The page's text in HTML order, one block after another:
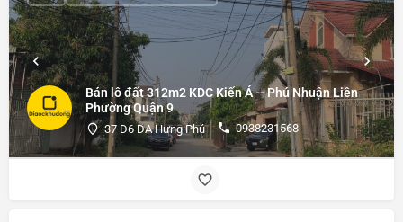
Bán lô đất 312m2 KDC Kiến Á -- Phú Nhuận Liên
Phường Quận 9
37 D6 DA Hưng Phú 0938231568